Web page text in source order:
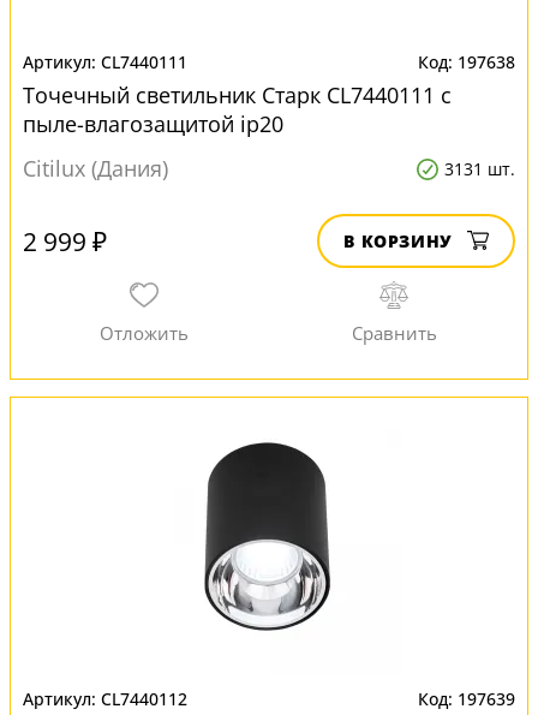
CL7440111 197638
Точечный светильник Старк CL7440111 с
пыле-влагозащитой ip20
Citilux (Дания)
3131 шт.
2 999 ₽ В КОРЗИНУ
CL7440112 197639